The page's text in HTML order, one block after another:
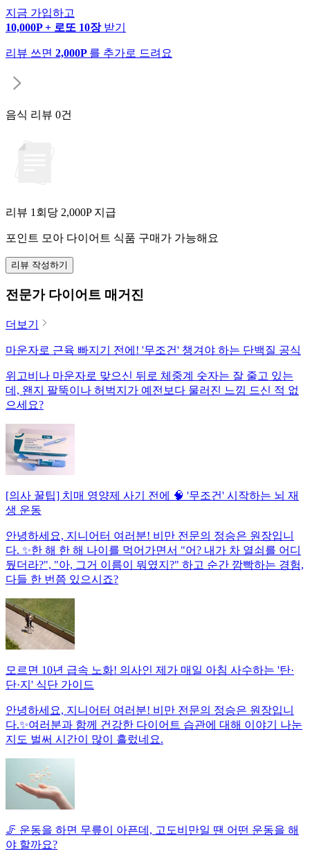
지금 가입하고
10,000P + 로또 10장 받기
리뷰 쓰면 2,000P 를 추가로 드려요
음식 리뷰 0건
리뷰 1회당 2,000P 지급
포인트 모아 다이어트 식품 구매가 가능해요
리뷰 작성하기
전문가 다이어트 매거진
더보기
마운자로 근육 빠지기 전에! '무조건' 챙겨야 하는 단백질 공식
위고비나 마운자로 맞으신 뒤로 체중계 숫자는 잘 줄고 있는
데, 왠지 팔뚝이나 허벅지가 예전보다 물러진 느낌 드신 적 없
으세요?
[의사 꿀팁] 치매 영양제 사기 전에 🧠 '무조건' 시작하는 뇌 재
생 운동
안녕하세요, 지니어터 여러분! 비만 전문의 정승은 원장입니
다. ✨한 해 한 해 나이를 먹어가면서 "어? 내가 차 열쇠를 어디
뒀더라?", "아, 그거 이름이 뭐였지?" 하고 순간 깜빡하는 경험,
다들 한 번쯤 있으시죠?
모르면 10년 급속 노화! 의사인 제가 매일 아침 사수하는 '탄·
단·지' 식단 가이드
안녕하세요, 지니어터 여러분! 비만 전문의 정승은 원장입니
다.✨여러분과 함께 건강한 다이어트 습관에 대해 이야기 나눈
지도 벌써 시간이 많이 흘렀네요.
🦵 운동을 하면 무릎이 아픈데, 고도비만일 땐 어떤 운동을 해
야 할까요?